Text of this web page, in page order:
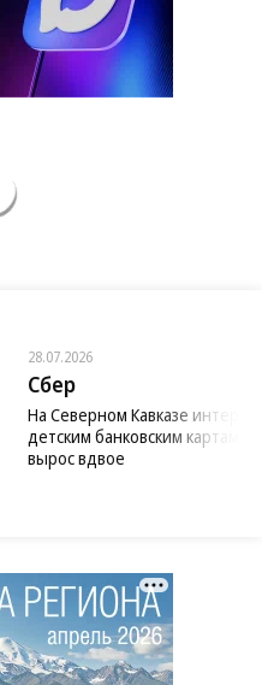
28.07.2026
Сбер
На Северном Кавказе интерес
детским банковским картам
вырос вдвое